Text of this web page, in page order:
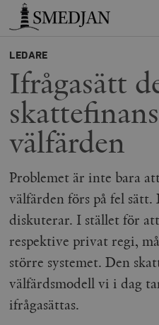
Timbro
LEDARE
Ifrågasätt
välfärden
Problemet är inte bara
välfärden förs på fel sätt.
diskuterar. I stället för
respektive privat regi,
större systemet. Den
välfärdsmodell vi i dag
ifrågasättas.